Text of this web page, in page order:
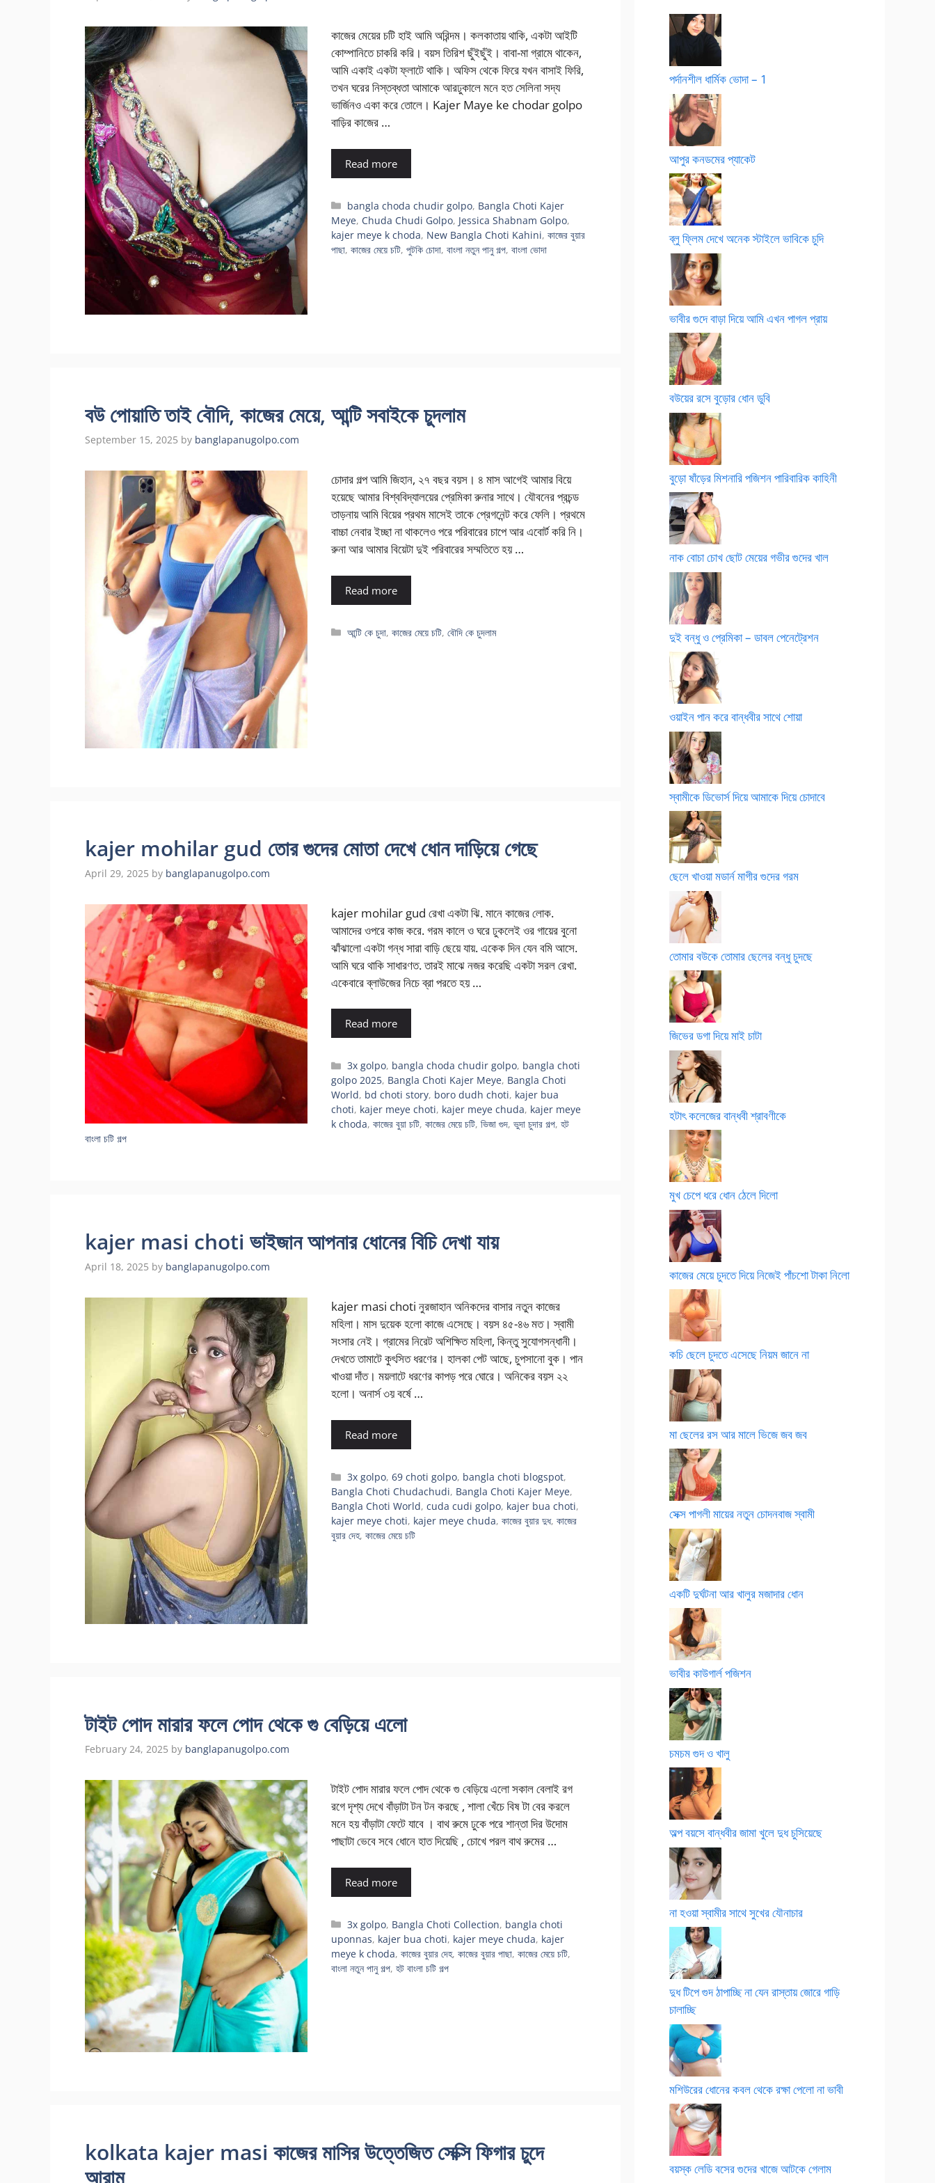
কাজের মেয়ের চটি হাই আমি অরিন্দম। কলকাতায় থাকি, একটা আইটি
কোম্পানিতে চাকরি করি। বয়স তিরিশ ছুঁইছুঁই। বাবা-মা গ্রামে থাকেন,
আমি একাই একটা ফ্লাটে থাকি। অফিস থেকে ফিরে যখন বাসাই ফিরি,
তখন ঘরের নিস্তব্ধতা আমাকে আরঢুকালে মনে হত সেলিনা সদ্য
ভার্জিনও একা করে তোলে। Kajer Maye ke chodar golpo
বাড়ির কাজের …
Read more
Categories
bangla choda chudir golpo, Bangla Choti Kajer
Meye, Chuda Chudi Golpo, Jessica Shabnam Golpo,
kajer meye k choda, New Bangla Choti Kahini, কাজের বুয়ার
পাছা, কাজের মেয়ে চটি, পুটকি চোদা, বাংলা নতুন পানু গল্প, বাংলা ভোদা
বউ পোয়াতি তাই বৌদি, কাজের মেয়ে, আন্টি সবাইকে চুদলাম
September 15, 2025 by banglapanugolpo.com
চোদার গল্প আমি জিহান, ২৭ বছর বয়স। ৪ মাস আগেই আমার বিয়ে
হয়েছে আমার বিশ্ববিদ্যালয়ের প্রেমিকা রুনার সাথে। যৌবনের প্রচন্ড
তাড়নায় আমি বিয়ের প্রথম মাসেই তাকে প্রেগনেন্ট করে ফেলি। প্রথমে
বাচ্চা নেবার ইচ্ছা না থাকলেও পরে পরিবারের চাপে আর এবোর্ট করি নি।
রুনা আর আমার বিয়েটা দুই পরিবারের সম্মতিতে হয় …
Read more
Categories
আন্টি কে চুদা,কাজের মেয়ে চটি,বৌদি কে চুদলাম
kajer mohilar gud তোর গুদের মোতা দেখে ধোন দাড়িয়ে গেছে
April 29, 2025 by banglapanugolpo.com
kajer mohilar gud রেখা একটা ঝি. মানে কাজের লোক.
আমাদের ওপরে কাজ করে. গরম কালে ও ঘরে ঢুকলেই ওর গায়ের বুনো
ঝাঁঝালো একটা গন্ধ সারা বাড়ি ছেয়ে যায়. একেক দিন যেন বমি আসে.
আমি ঘরে থাকি সাধারণত. তারই মাঝে নজর করেছি একটা সরল রেখা.
একেবারে ব্লাউজের নিচে ব্রা পরতে হয় …
Read more
Categories
3x golpo, bangla choda chudir golpo, bangla choti
golpo 2025, Bangla Choti Kajer Meye, Bangla Choti
World, bd choti story, boro dudh choti, kajer bua
choti, kajer meye choti, kajer meye chuda, kajer meye
k choda, কাজের বুয়া চটি, কাজের মেয়ে চটি, ভিজা গুদ, ভুদা চুদার গল্প, হট
বাংলা চটি গল্প
kajer masi choti ভাইজান আপনার ধোনের বিচি দেখা যায়
April 18, 2025 by banglapanugolpo.com
kajer masi choti নুরজাহান অনিকদের বাসার নতুন কাজের
মহিলা। মাস দুয়েক হলো কাজে এসেছে। বয়স ৪৫-৪৬ মত। স্বামী
সংসার নেই। গ্রামের নিরেট অশিক্ষিত মহিলা, কিন্তু সুযোগসন্ধানী।
দেখতে তামাটে কুৎসিত ধরণের। হালকা পেট আছে, চুপসানো বুক। পান
খাওয়া দাঁত। ময়লাটে ধরণের কাপড় পরে ঘোরে। অনিকের বয়স ২২
হলো। অনার্স ৩য় বর্ষে …
Read more
Categories
3x golpo,69 choti golpo, bangla choti blogspot,
Bangla Choti Chudachudi, Bangla Choti Kajer Meye,
Bangla Choti World, cuda cudi golpo, kajer bua choti,
kajer meye choti, kajer meye chuda, কাজের বুয়ার দুধ, কাজের
বুয়ার দেহ, কাজের মেয়ে চটি
টাইট পোদ মারার ফলে পোদ থেকে গু বেড়িয়ে এলো
February 24, 2025 by banglapanugolpo.com
টাইট পোদ মারার ফলে পোদ থেকে গু বেড়িয়ে এলো সকাল বেলাই রগ
রগে দৃশ্য দেখে বাঁড়াটা টন টন করছে , শালা খেঁচে বিষ টা বের করলে
মনে হয় বাঁড়াটা ফেটে যাবে । বাথ রুমে ঢুকে পরে শান্তা দির উদোম
পাছাটা ভেবে সবে ধোনে হাত দিয়েছি , চোখে পরল বাথ রুমের …
Read more
Categories
3x golpo, Bangla Choti Collection, bangla choti
uponnas, kajer bua choti, kajer meye chuda, kajer
meye k choda, কাজের বুয়ার দেহ, কাজের বুয়ার পাছা, কাজের মেয়ে চটি,
বাংলা নতুন পানু গল্প, হট বাংলা চটি গল্প
kolkata kajer masi কাজের মাসির উত্তেজিত সেক্সি ফিগার চুদে
আরাম
পর্দানশীল ধার্মিক ভোদা – 1
আপুর কনডমের প্যাকেট
ব্লু ফ্লিম দেখে অনেক স্টাইলে ভাবিকে চুদি
ভাবীর গুদে বাড়া দিয়ে আমি এখন পাগল প্রায়
বউয়ের রসে বুড়োর ধোন ডুবি
বুড়ো ষাঁড়ের মিশনারি পজিশন পারিবারিক কাহিনী
নাক বোচা চোখ ছোট মেয়ের গভীর গুদের খাল
দুই বন্ধু ও প্রেমিকা – ডাবল পেনেট্রেশন
ওয়াইন পান করে বান্ধবীর সাথে শোয়া
স্বামীকে ডিভোর্স দিয়ে আমাকে দিয়ে চোদাবে
ছেলে খাওয়া মডার্ন মাগীর গুদের গরম
তোমার বউকে তোমার ছেলের বন্ধু চুদছে
জিভের ডগা দিয়ে মাই চাটা
হটাৎ কলেজের বান্ধবী শ্রাবণীকে
মুখ চেপে ধরে ধোন ঠেলে দিলো
কাজের মেয়ে চুদতে দিয়ে নিজেই পাঁচশো টাকা নিলো
কচি ছেলে চুদতে এসেছে নিয়ম জানে না
মা ছেলের রস আর মালে ভিজে জব জব
সেক্স পাগলী মায়ের নতুন চোদনবাজ স্বামী
একটি দুর্ঘটনা আর খালুর মজাদার ধোন
ভাবীর কাউগার্ল পজিশন
চমচম গুদ ও খালু
অল্প বয়সে বান্ধবীর জামা খুলে দুধ চুসিয়েছে
না হওয়া স্বামীর সাথে সুখের যৌনাচার
দুধ টিপে গুদ ঠাপাচ্ছি না যেন রাস্তায় জোরে গাড়ি
চালাচ্ছি
মশিউরের ধোনের কবল থেকে রক্ষা পেলো না ভাবী
বয়স্ক লেডি বসের গুদের খাজে আটকে গেলাম